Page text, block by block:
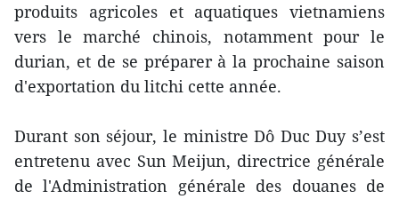
produits agricoles et aquatiques vietnamiens
vers le marché chinois, notamment pour le
durian, et de se préparer à la prochaine saison
d'exportation du litchi cette année.
Durant son séjour, le ministre Dô Duc Duy s’est
entretenu avec Sun Meijun, directrice générale
de l'Administration générale des douanes de